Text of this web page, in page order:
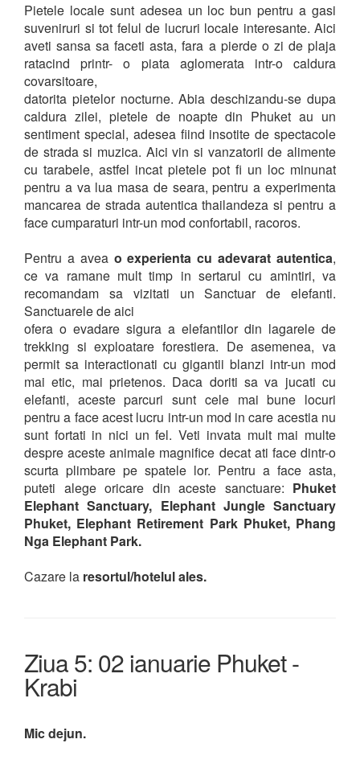
Pietele locale sunt adesea un loc bun pentru a gasi
suveniruri si tot felul de lucruri locale interesante. Aici
aveti sansa sa faceti asta, fara a pierde o zi de plaja
ratacind printr- o piata aglomerata intr-o caldura
covarsitoare,
datorita pietelor nocturne. Abia deschizandu-se dupa
caldura zilei, pietele de noapte din Phuket au un
sentiment special, adesea fiind insotite de spectacole
de strada si muzica. Aici vin si vanzatorii de alimente
cu tarabele, astfel incat pietele pot fi un loc minunat
pentru a va lua masa de seara, pentru a experimenta
mancarea de strada autentica thailandeza si pentru a
face cumparaturi intr-un mod confortabil, racoros.
Pentru a avea o experienta cu adevarat autentica,
ce va ramane mult timp in sertarul cu amintiri, va
recomandam sa vizitati un Sanctuar de elefanti.
Sanctuarele de aici
ofera o evadare sigura a elefantilor din lagarele de
trekking si exploatare forestiera. De asemenea, va
permit sa interactionati cu gigantii blanzi intr-un mod
mai etic, mai prietenos. Daca doriti sa va jucati cu
elefanti, aceste parcuri sunt cele mai bune locuri
pentru a face acest lucru intr-un mod in care acestia nu
sunt fortati in nici un fel. Veti invata mult mai multe
despre aceste animale magnifice decat ati face dintr-o
scurta plimbare pe spatele lor. Pentru a face asta,
puteti alege oricare din aceste sanctuare: Phuket
Elephant Sanctuary, Elephant Jungle Sanctuary
Phuket, Elephant Retirement Park Phuket, Phang
Nga Elephant Park.
Cazare la resortul/hotelul ales.
Ziua 5: 02 ianuarie Phuket -
Krabi
Mic dejun.